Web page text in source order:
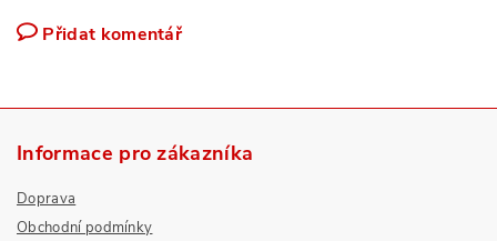
Přidat komentář
Informace pro zákazníka
Doprava
Obchodní podmínky